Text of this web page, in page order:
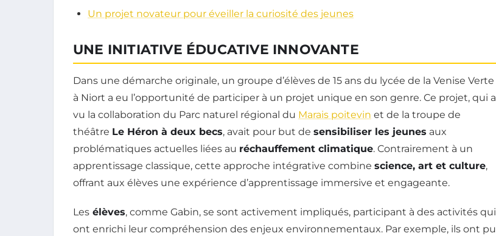
Un projet novateur pour éveiller la curiosité des jeunes
UNE INITIATIVE ÉDUCATIVE INNOVANTE
Dans une démarche originale, un groupe d’élèves de 15 ans du lycée de la Venise Verte
à Niort a eu l’opportunité de participer à un projet unique en son genre. Ce projet, qui a
vu la collaboration du Parc naturel régional du Marais poitevin et de la troupe de
théâtre Le Héron à deux becs, avait pour but de sensibiliser les jeunes aux
problématiques actuelles liées au réchauffement climatique. Contrairement à un
apprentissage classique, cette approche intégrative combine science, art et culture,
offrant aux élèves une expérience d’apprentissage immersive et engageante.
Les élèves, comme Gabin, se sont activement impliqués, participant à des activités qui
ont enrichi leur compréhension des enjeux environnementaux. Par exemple, ils ont pu